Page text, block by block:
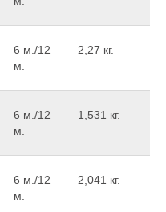
6 м./12
м.
2,27 кг.
6 м./12
м.
1,531 кг.
6 м./12
м.
2,041 кг.